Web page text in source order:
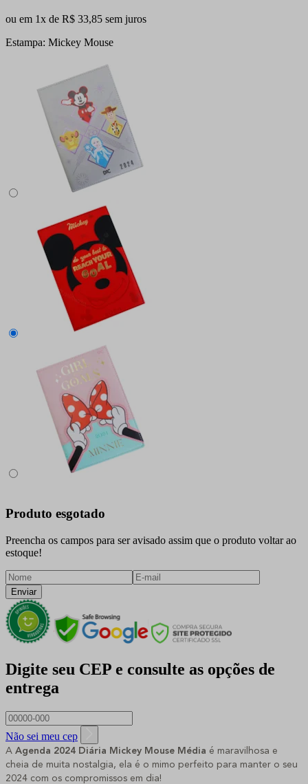
ou em 1x de R$ 33,85 sem juros
Estampa: Mickey Mouse
Produto esgotado
Preencha os campos para ser avisado assim que o produto voltar ao
estoque!
Enviar
Digite seu CEP e consulte as opções de
entrega
Não sei meu cep
A Agenda 2024 Diária Mickey Mouse Média é maravilhosa e
cheia de muita nostalgia, ela é o mimo perfeito para manter o seu
2024 com os compromissos em dia!